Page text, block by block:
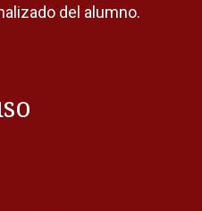
del alumno.